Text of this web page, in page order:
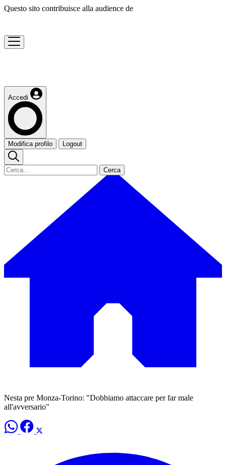
Questo sito contribuisce alla audience de
Accedi
Modifica profilo Logout
Cerca
Nesta pre Monza-Torino: "Dobbiamo attaccare per far male
all'avversario"